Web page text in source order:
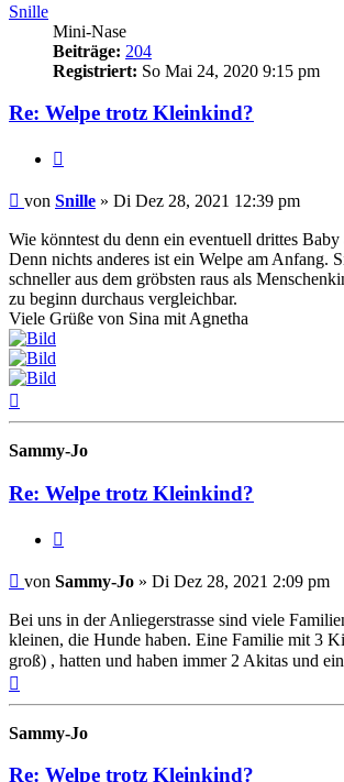
Snille
Mini-Nase
Beiträge: 204
Registriert: So Mai 24, 2020 9:15 pm
Re: Welpe trotz Kleinkind?
Beitrag
von Snille » Di Dez 28, 2021 12:39 pm
Wie könntest du denn ein eventuell drittes
Denn nichts anderes ist ein Welpe am Anfang.
schneller aus dem gröbsten raus als
zu beginn durchaus vergleichbar.
Viele Grüße von Sina mit Agnetha
Sammy-Jo
Re: Welpe trotz Kleinkind?
Beitrag
von Sammy-Jo » Di Dez 28, 2021 2:09 pm
Bei uns in der Anliegerstrasse sind viele
kleinen, die Hunde haben. Eine Familie mit 3
groß) , hatten und haben immer 2 Akitas und
Sammy-Jo
Re: Welpe trotz Kleinkind?